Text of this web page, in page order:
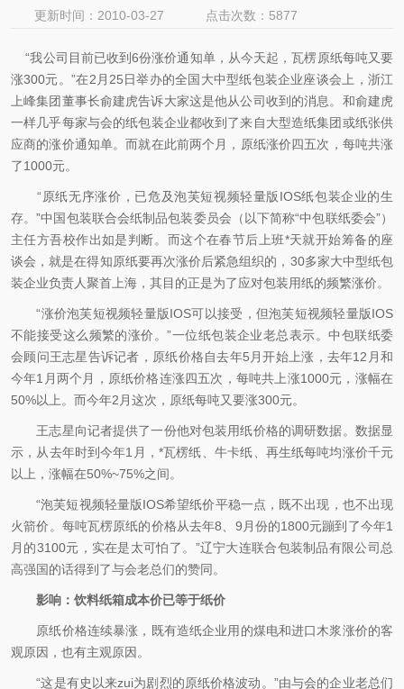
更新时间：2010-03-27 点击次数：5877
“我公司目前已收到6份涨价通知单，从今天起，瓦楞原纸每吨又要
涨300元。”在2月25日举办的全国大中型纸包装企业座谈会上，浙江
上峰集团董事长俞建虎告诉大家这是他从公司收到的消息。和俞建虎
一样几乎每家与会的纸包装企业都收到了来自大型造纸集团或纸张供
应商的涨价通知单。而就在此前两个月，原纸涨价四五次，每吨共涨
了1000元。
“原纸无序涨价，已危及泡芙短视频轻量版IOS纸包装企业的生
存。”中国包装联合会纸制品包装委员会（以下简称“中包联纸委会”）
主任方吾校作出如是判断。而这个在春节后上班*天就开始筹备的座
谈会，就是在得知原纸要再次涨价后紧急组织的，30多家大中型纸包
装企业负责人聚首上海，其目的正是为了应对包装用纸的频繁涨价。
“涨价泡芙短视频轻量版IOS可以接受，但泡芙短视频轻量版IOS
不能接受这么频繁的涨价。”一位纸包装企业老总表示。中包联纸委
会顾问王志星告诉记者，原纸价格自去年5月开始上涨，去年12月和
今年1月两个月，原纸价格连涨四五次，每吨共上涨1000元，涨幅在
50%以上。而今年2月这次，原纸每吨又要涨300元。
王志星向记者提供了一份他对包装用纸价格的调研数据。数据显
示，从去年时到今年1月，*瓦楞纸、牛卡纸、再生纸每吨均涨价千元
以上，涨幅在50%~75%之间。
“泡芙短视频轻量版IOS希望纸价平稳一点，既不出现，也不出现
火箭价。每吨瓦楞原纸的价格从去年8、9月份的1800元蹦到了今年1
月的3100元，实在是太可怕了。”辽宁大连联合包装制品有限公司总
高强国的话得到了与会老总们的赞同。
影响：饮料纸箱成本价已等于纸价
原纸价格连续暴涨，既有造纸企业用的煤电和进口木浆涨价的客
观原因，也有主观原因。
“这是有史以来zui为剧烈的原纸价格波动。”由与会的企业老总们